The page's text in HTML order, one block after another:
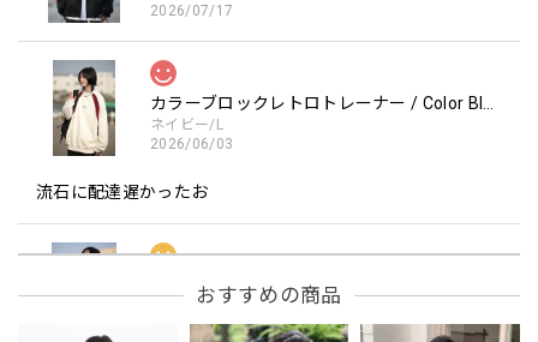
2026/07/17
ネイビー/L
2026/06/03
流石に配達遅かったお
レッド/L
2026/05/30
おすすめの商品